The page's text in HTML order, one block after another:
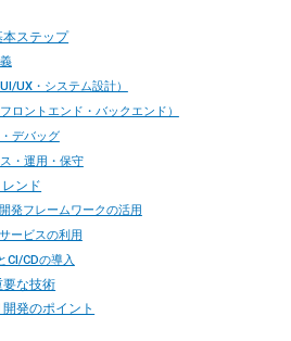
ステップ
UX・システム設計）
ロントエンド・バックエンド）
デバッグ
・運用・保守
ンド
発フレームワークの活用
ービスの利用
CI/CDの導入
な技術
発のポイント